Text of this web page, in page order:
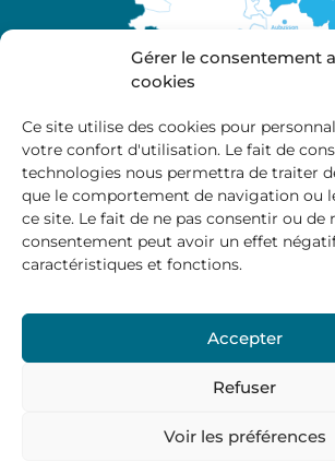
Gérer le consentement
cookies
Ce site utilise des cookies pour
votre confort d'utilisation. Le fait de
technologies nous permettra de traiter
que le comportement de navigation ou
ce site. Le fait de ne pas consentir ou de
consentement peut avoir un effet
caractéristiques et fonctions.
Accepter
Refuser
Voir les préférences
A propos
Site officiel de la Communauté de
Marche et Combraille en Aquitaine
Horaires d’ouverture :
9:00 – 12:00 /
Vendredi: 9:00 – 12:00
Mentions Légales–Politique des cookies